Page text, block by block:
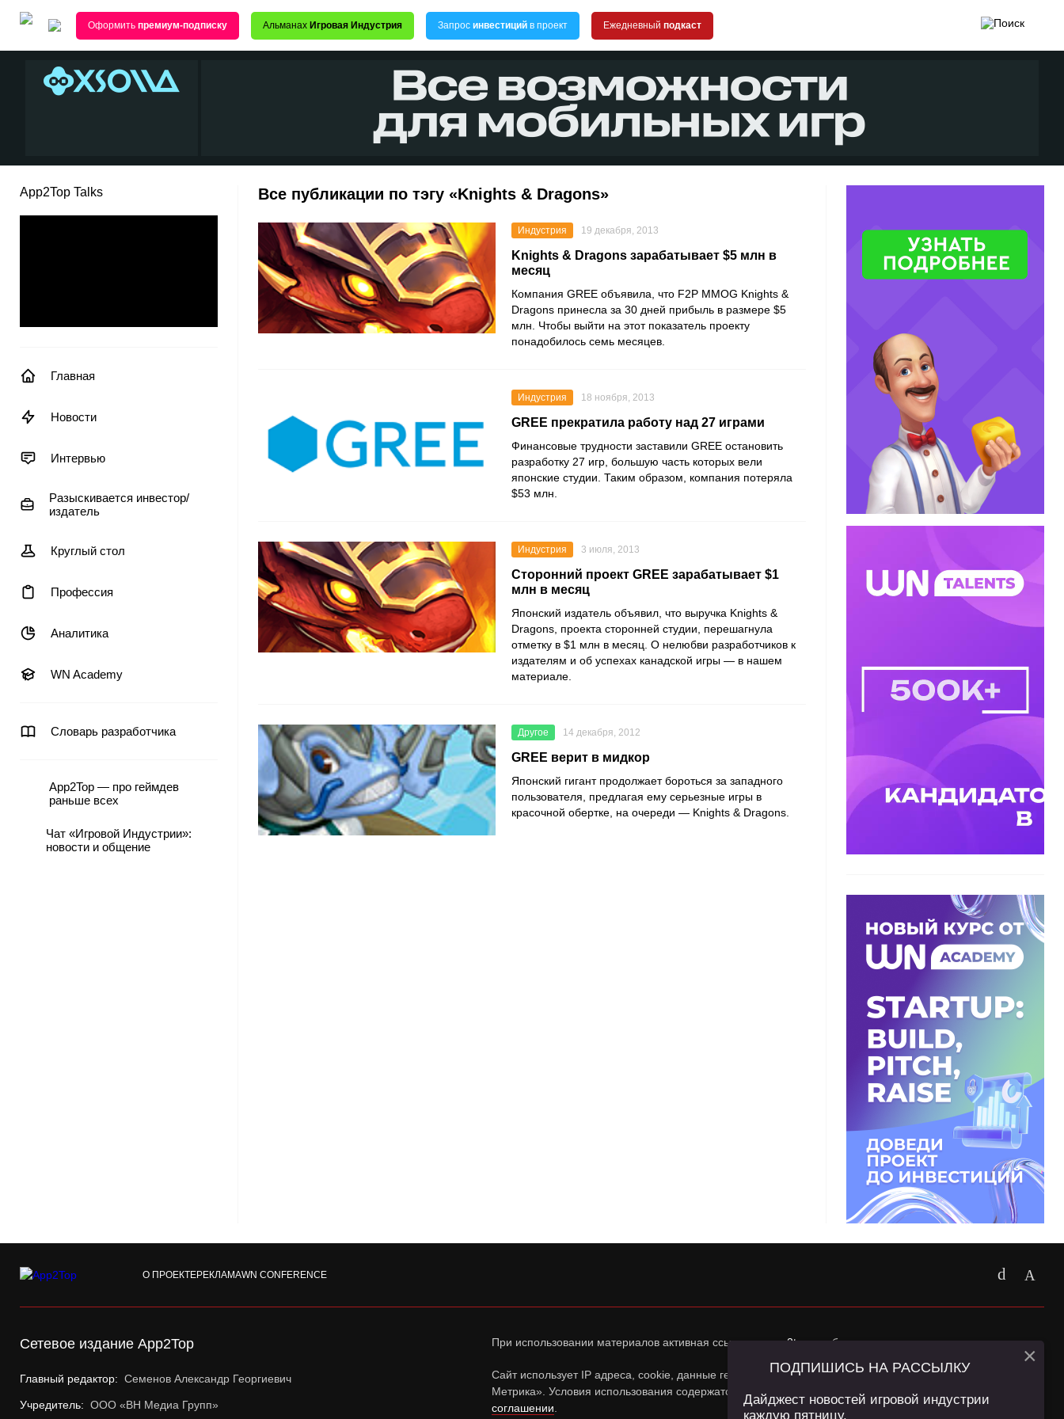
Оформить премиум-подписку Альманах Игровая Индустрия Запрос инвестиций в проект Ежедневный подкаст
App2Top Talks
Главная
Новости
Интервью
Разыскивается инвестор/
издатель
Круглый стол
Профессия
Аналитика
WN Academy
Словарь разработчика
App2Top — про геймдев
раньше всех
Чат «Игровой Индустрии»:
новости и общение
Все публикации по тэгу «Knights & Dragons»
Индустрия 19 декабря, 2013
Knights & Dragons зарабатывает $5 млн в
месяц
Компания GREE объявила, что F2P MMOG Knights &
Dragons принесла за 30 дней прибыль в размере $5
млн. Чтобы выйти на этот показатель проекту
понадобилось семь месяцев.
Индустрия 18 ноября, 2013
GREE прекратила работу над 27 играми
Финансовые трудности заставили GREE остановить
разработку 27 игр, большую часть которых вели
японские студии. Таким образом, компания потеряла
$53 млн.
Индустрия 3 июля, 2013
Сторонний проект GREE зарабатывает $1
млн в месяц
Японский издатель объявил, что выручка Knights &
Dragons, проекта сторонней студии, перешагнула
отметку в $1 млн в месяц. О нелюбви разработчиков к
издателям и об успехах канадской игры — в нашем
материале.
Другое 14 декабря, 2012
GREE верит в мидкор
Японский гигант продолжает бороться за западного
пользователя, предлагая ему серьезные игры в
красочной обертке, на очереди — Knights & Dragons.
О ПРОЕКТЕРЕКЛАМАWN CONFERENCE
Сетевое издание App2Top
Главный редактор: Семенов Александр Георгиевич
Учредитель: ООО «ВН Медиа Групп»
При использовании материалов активная ссылка наapp2top.ruобязательна.
Сайт использует IP адреса, cookie, данные геолокации Пользователей сайта и сервис «Яндекс
Метрика». Условия использования содержатся в
Политике конфиденциальностии
соглашении
ПОДПИШИСЬ НА РАССЫЛКУ
Дайджест новостей игровой индустрии
каждую пятницу.
×